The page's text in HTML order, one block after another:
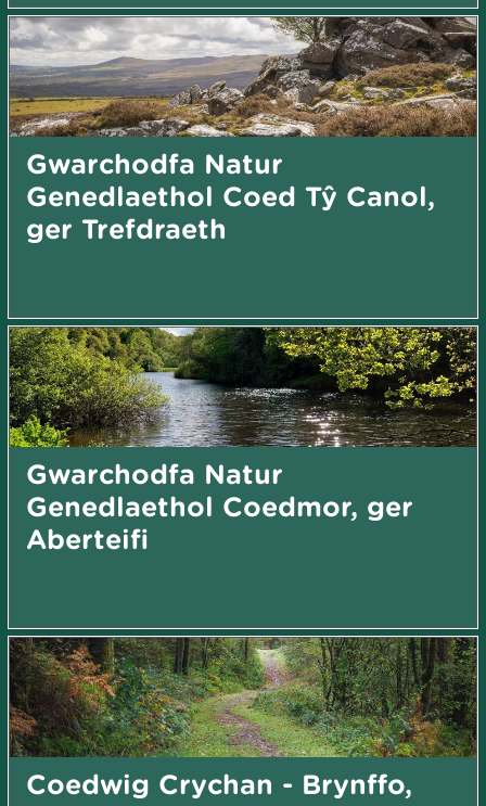
Gwarchodfa Natur
Genedlaethol Coed Tŷ Canol,
ger Trefdraeth
Gwarchodfa Natur
Genedlaethol Coedmor, ger
Aberteifi
Coedwig Crychan - Brynffo,